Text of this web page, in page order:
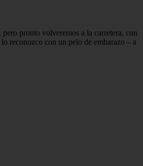
pronto volveremos a la carretera, con
reconozco con un pelo de embarazo – a